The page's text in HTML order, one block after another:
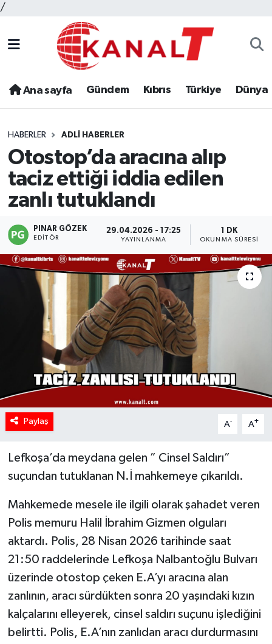
/
Ana sayfa Gündem Kıbrıs Türkiye Dünya
HABERLER ADLI HABERLER
Otostop’da aracına alıp
taciz ettiği iddia edilen
zanlı tutuklandı
PINAR GÖZEK
EDITÖR
29.04.2026 - 17:25
YAYINLANMA
1 DK
OKUNMA SÜRESI
Paylaş A- A+
Lefkoşa’da meydana gelen ” Cinsel Saldırı”
suçundan tutuklanan N.İ mahkemeye çıkarıldı.
Mahkemede mesele ile ilgili olarak şahadet veren
Polis memuru Halil İbrahim Gizmen olguları
aktardı. Polis, 28 Nisan 2026 tarihinde saat
21:50 raddelerinde Lefkoşa Nalbantoğlu Bulvarı
üzerinde otostop çeken E.A’yı aracına alan
zanlının, aracı sürdükten sonra 20 yaşındaki kızın
kalçalarını elleyerek, cinsel saldırı suçunu işlediğini
belirtti. Polis, E.A’nın zanlıdan aracı durdurmasını